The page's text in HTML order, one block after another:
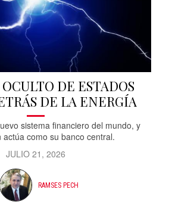
DE ESTADOS
DE LA ENERGÍA
sistema financiero del mundo, y
actúa como su banco central.
JULIO 21, 2026
RAMSES PECH